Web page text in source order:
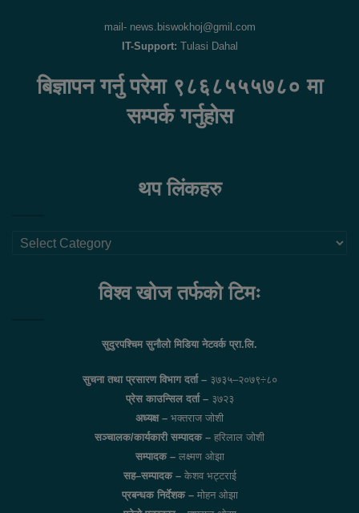
mail- news.biswokhoj@gmil.com
IT-Support: Tulasi Dahal
बिज्ञापन गर्नु परेमा ९८६८५५५७८० मा
सम्पर्क गर्नुहोस
थप लिंकहरु
थप
विश्व खोज तर्फको टिमः
सुदुरपश्चिम सुनौलो मिडिया नेटवर्क प्रा.लि.
सुचना तथा प्रसारण विभाग दर्ता – ३७३५–२०७९÷८०
प्रेस काउन्सिल दर्ता – ३७२३
अध्यक्ष – भक्तराज जोशी
सञ्चालक/कार्यकारी सम्पादक – हरिलाल जोशी
सम्पादक –लक्ष्मण ओझा
सह–सम्पादक –केशव भट्टराई
प्रबन्धक निर्देशक –मोहन ओझा